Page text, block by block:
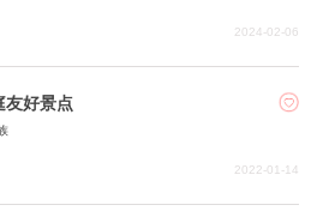
2024-02-06
友好景点
2022-01-14